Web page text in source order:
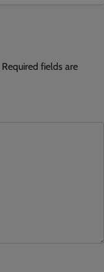
Required fields are